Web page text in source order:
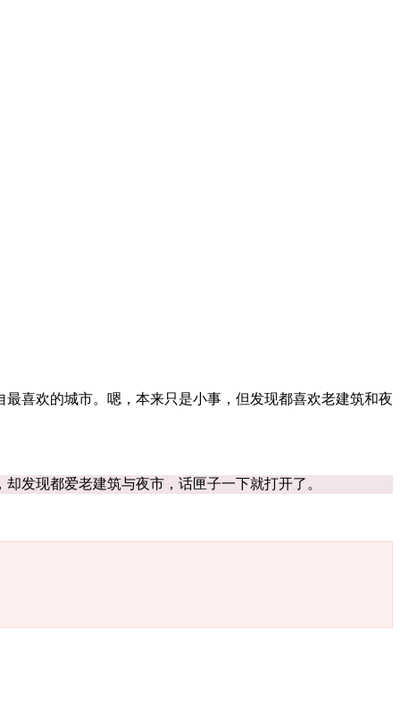
喜欢的城市。嗯，本来只是小事，但发现都喜欢老建筑和夜
发现都爱老建筑与夜市，话匣子一下就打开了。